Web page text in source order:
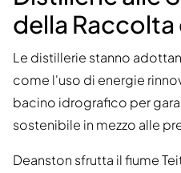
della
Le distillerie stanno
come l'uso di energie
bacino idrografico per
sostenibile in mezzo alle
Deanston sfrutta il fiume